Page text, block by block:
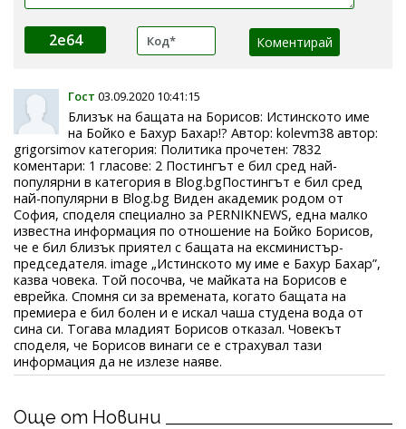
2e64
Гост 03.09.2020 10:41:15
Близък на бащата на Борисов: Истинското име
на Бойко е Бахур Бахар!? Автор: kolevm38 автор:
grigorsimov категория: Политика прочетен: 7832
коментари: 1 гласове: 2 Постингът е бил сред най-
популярни в категория в Blog.bgПостингът е бил сред
най-популярни в Blog.bg Виден академик родом от
София, споделя специално за PERNIKNEWS, една малко
известна информация по отношение на Бойко Борисов,
че е бил близък приятел с бащата на ексминистър-
председателя. image „Истинското му име е Бахур Бахар”,
казва човека. Той посочва, че майката на Борисов е
еврейка. Спомня си за времената, когато бащата на
премиера е бил болен и е искал чаша студена вода от
сина си. Тогава младият Борисов отказал. Човекът
споделя, че Борисов винаги се е страхувал тази
информация да не излезе наяве.
Още от Новини